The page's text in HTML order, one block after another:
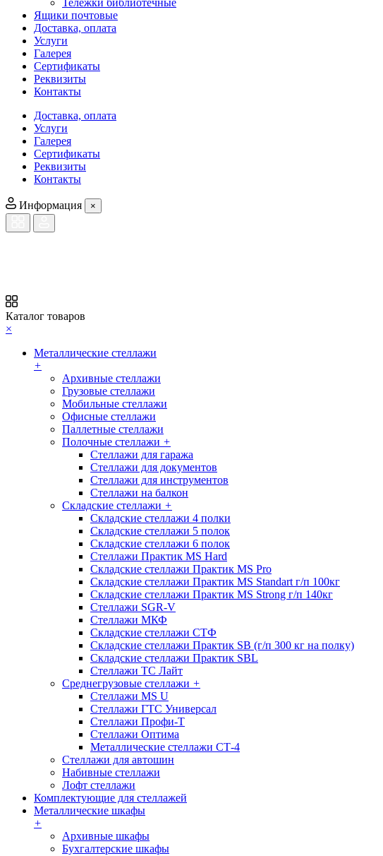
Тележки библиотечные
Ящики почтовые
Доставка, оплата
Услуги
Галерея
Сертификаты
Реквизиты
Контакты
Доставка, оплата
Услуги
Галерея
Сертификаты
Реквизиты
Контакты
Информация ×
Каталог товаров
×
Металлические стеллажи
+
Архивные стеллажи
Грузовые стеллажи
Мобильные стеллажи
Офисные стеллажи
Паллетные стеллажи
Полочные стеллажи +
Стеллажи для гаража
Стеллажи для документов
Стеллажи для инструментов
Стеллажи на балкон
Складские стеллажи +
Складские стеллажи 4 полки
Складские стеллажи 5 полок
Складские стеллажи 6 полок
Стеллажи Практик MS Hard
Складские стеллажи Практик MS Pro
Складские стеллажи Практик MS Standart г/п 100кг
Складские стеллажи Практик MS Strong г/п 140кг
Стеллажи SGR-V
Стеллажи МКФ
Складские стеллажи СТФ
Складские стеллажи Практик SB (г/п 300 кг на полку)
Складские стеллажи Практик SBL
Стеллажи ТС Лайт
Среднегрузовые стеллажи +
Стеллажи MS U
Стеллажи ГТС Универсал
Стеллажи Профи-Т
Стеллажи Оптима
Металлические стеллажи СТ-4
Стеллажи для автошин
Набивные стеллажи
Лофт стеллажи
Комплектующие для стеллажей
Металлические шкафы
+
Архивные шкафы
Бухгалтерские шкафы